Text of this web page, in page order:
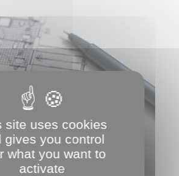
DE PRÉEMPTION
ET LA
D’ALIÉNER
site uses cookies
gives you control
what you want to
activate